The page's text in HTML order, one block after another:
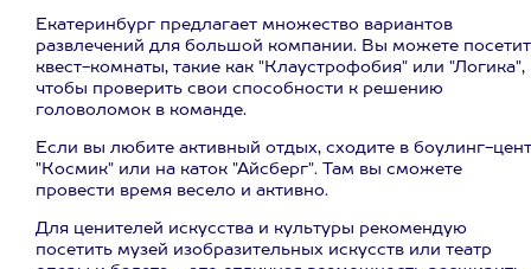
Екатеринбург предлагает множество вариантов
развлечений для большой компании. Вы можете
квест-комнаты, такие как "Клаустрофобия" или "Логика",
чтобы проверить свои способности к решению
головоломок в команде.
Если вы любите активный отдых, сходите в боулинг-
"Космик" или на каток "Айсберг". Там вы сможете
провести время весело и активно.
Для ценителей искусства и культуры рекомендую
посетить музей изобразительных искусств или театр